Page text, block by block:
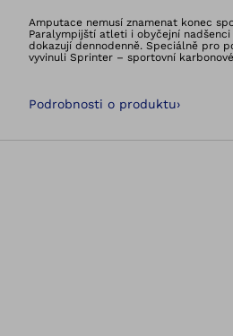
Otevře
Amputace nemusí znamenat konec
Paralympijští atleti i obyčejní
dokazují dennodenně. Speciálně pro
vyvinuli Sprinter – sportovní
planžetě, která se stará o vysokou
prostředkem, určeným výhradně k
Podrobnosti o produktu›